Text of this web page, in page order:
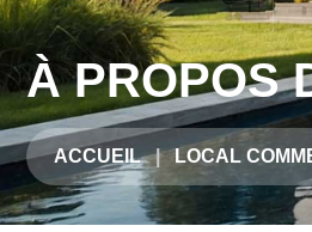
À PROPOS
ACCUEIL LOCAL